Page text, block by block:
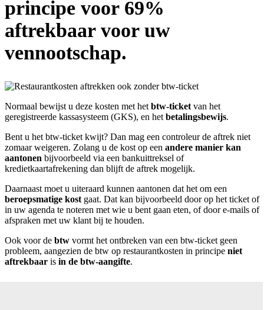
principe voor 69%
aftrekbaar voor uw
vennootschap.
Normaal bewijst u deze kosten met het btw-ticket van het
geregistreerde kassasysteem (GKS), en het betalingsbewijs.
Bent u het btw-ticket kwijt? Dan mag een controleur de aftrek niet
zomaar weigeren. Zolang u de kost op een andere manier kan
aantonen bijvoorbeeld via een bankuittreksel of
kredietkaartafrekening dan blijft de aftrek mogelijk.
Daarnaast moet u uiteraard kunnen aantonen dat het om een
beroepsmatige kost gaat. Dat kan bijvoorbeeld door op het ticket of
in uw agenda te noteren met wie u bent gaan eten, of door e-mails of
afspraken met uw klant bij te houden.
Ook voor de btw vormt het ontbreken van een btw-ticket geen
probleem, aangezien de btw op restaurantkosten in principe niet
aftrekbaar is in de btw-aangifte.